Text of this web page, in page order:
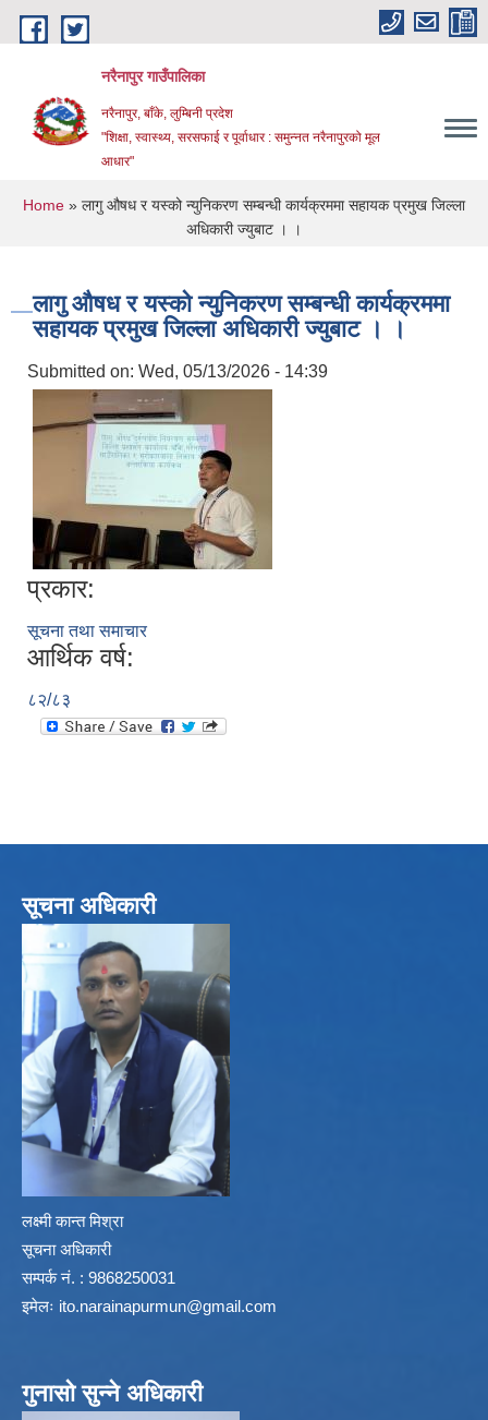
Skip to main content
नरैनापुर गाउँपालिका
नरैनापुर, बाँके, लुम्बिनी प्रदेश
"शिक्षा, स्वास्थ्य, सरसफाई र पूर्वाधार : समुन्नत नरैनापुरको मूल
आधार"
You are here
Home » लागु औषध र यस्को न्युनिकरण सम्बन्धी कार्यक्रममा सहायक प्रमुख जिल्ला
अधिकारी ज्युबाट । ।
लागु औषध र यस्को न्युनिकरण सम्बन्धी कार्यक्रममा
सहायक प्रमुख जिल्ला अधिकारी ज्युबाट । ।
Submitted on: Wed, 05/13/2026 - 14:39
प्रकार:
सूचना तथा समाचार
आर्थिक वर्ष:
८२/८३
सूचना अधिकारी
लक्ष्मी कान्त मिश्रा
सूचना अधिकारी
सम्पर्क नं. : 9868250031
इमेलः ito.narainapurmun@gmail.com
गुनासो सुन्ने अधिकारी